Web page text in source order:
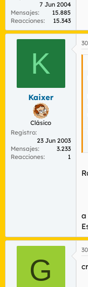
7 Jun 2004
Mensajes
15.885
Reacciones
15.343
K
Kaixer
Clásico
Registro
23 Jun 2003
Mensajes
3.233
Reacciones
1
a
G